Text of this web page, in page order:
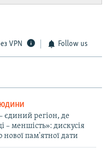
VPN Follow us
єдиний регіон, де
– меншість»: дискусія
нової пам'ятної дати